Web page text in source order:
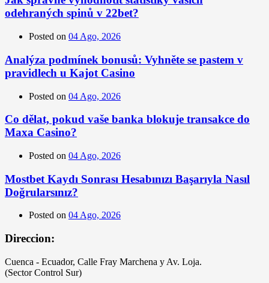
odehraných spinů v 22bet?
Posted on 04 Ago, 2026
Analýza podmínek bonusů: Vyhněte se pastem v
pravidlech u Kajot Casino
Posted on 04 Ago, 2026
Co dělat, pokud vaše banka blokuje transakce do
Maxa Casino?
Posted on 04 Ago, 2026
Mostbet Kaydı Sonrası Hesabınızı Başarıyla Nasıl
Doğrularsınız?
Posted on 04 Ago, 2026
Direccion:
Cuenca - Ecuador, Calle Fray Marchena y Av. Loja.
(Sector Control Sur)